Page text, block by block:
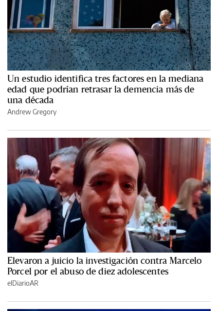
Un estudio identifica tres factores en la mediana
edad que podrían retrasar la demencia más de
una década
Andrew Gregory
Elevaron a juicio la investigación contra Marcelo
Porcel por el abuso de diez adolescentes
elDiarioAR